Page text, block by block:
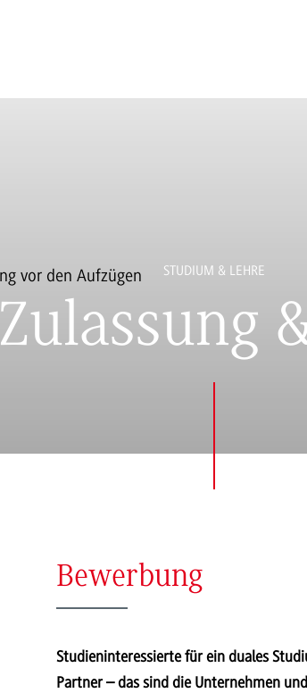
STUDIUM & LEHRE
Bewerbung
Studieninteressierte für ein duales
Partner – das sind die Unternehmen